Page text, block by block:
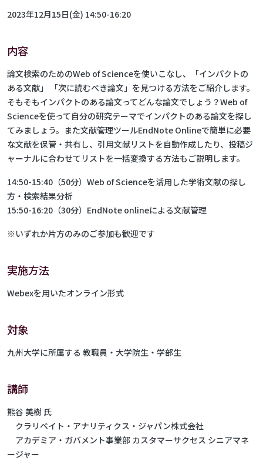
2023年12月15日(金) 14:50-16:20
内容
論文検索のためのWeb of Scienceを使いこなし、「インパクトの
ある文献」 「次に読むべき論文」を見つける方法をご紹介します。
そもそもインパクトのある論文ってどんな論文でしょう？Web of
Scienceを使って自分の研究テーマでインパクトのある論文を探し
てみましょう。また文献管理ツールEndNote Onlineで簡単に必要
な文献を保管・共有し、引用文献リストを自動作成したり、投稿ジ
ャーナルに合わせてリストを一括変換する方法もご説明します。
14:50-15:40（50分）Web of Scienceを活用した学術文献の探し
方・検索結果分析
15:50-16:20（30分）EndNote onlineによる文献管理
※いずれか片方のみのご参加も歓迎です
実施方法
Webexを用いたオンライン形式
対象
九州大学に所属する 教職員・大学院生・学部生
講師
熊谷 美樹 氏
クラリベイト・アナリティクス・ジャパン株式会社
アカデミア・ガバメント事業部 カスタマーサクセス シニアマネ
ージャー